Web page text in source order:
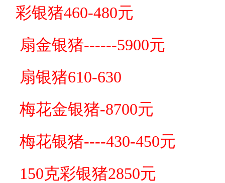
彩银猪460-480元
扇金银猪------5900元
扇银猪610-630
梅花金银猪-8700元
梅花银猪----430-450元
150克彩银猪2850元